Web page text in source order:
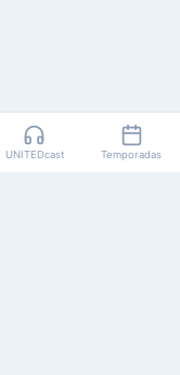
UNITEDcast Temporadas